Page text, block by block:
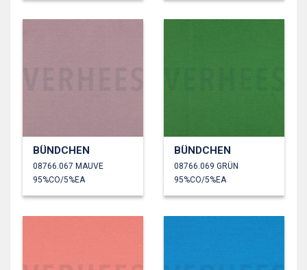
BÜNDCHEN
08766.067 MAUVE
95%CO/5%EA
BÜNDCHEN
08766.069 GRÜN
95%CO/5%EA